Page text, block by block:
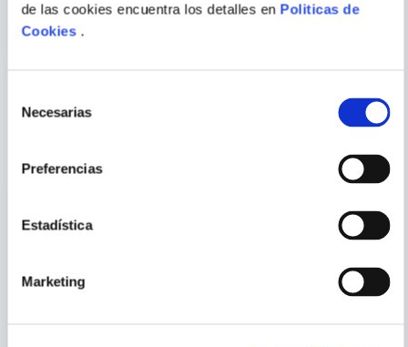
de las cookies encuentra los detalles en Politicas de
Cookies.
Necesarias
Preferencias
Estadística
Marketing
PORQUE TAMBIÉN